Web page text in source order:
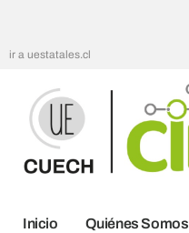
ir a uestatales.cl
Inicio Quiénes Somos